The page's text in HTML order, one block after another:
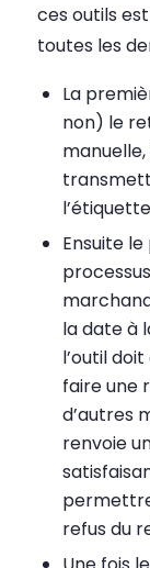
ces outils
toutes les
La
non) le
Ensuite
la date à
l’outil
faire une
d’autres
renvoie
refus du